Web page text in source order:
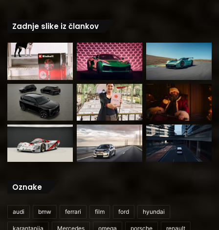
Zadnje slike iz člankov
Oznake
audi bmw ferrari film ford hyundai
karantanija Mercedes omega porsche renault